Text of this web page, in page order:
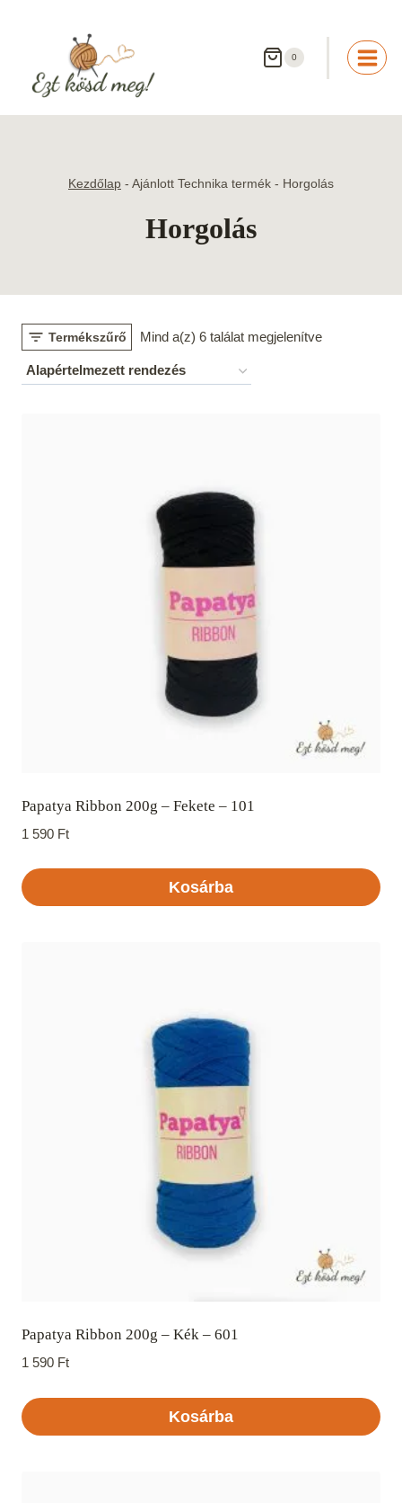
0
Kezdőlap - Ajánlott Technika termék - Horgolás
Horgolás
Termékszűrő Mind a(z) 6 találat megjelenítve
Papatya Ribbon 200g – Fekete – 101
1 590 Ft
Kosárba
Papatya Ribbon 200g – Kék – 601
1 590 Ft
Kosárba